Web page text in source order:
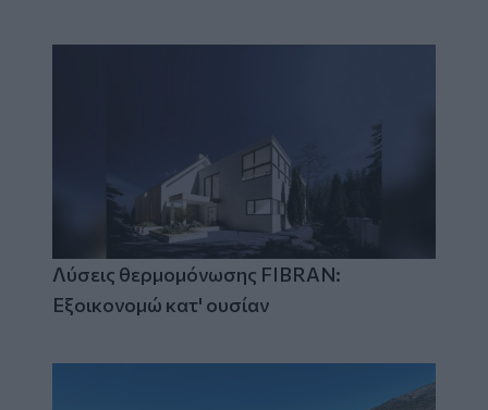
Λύσεις θερμομόνωσης FIBRAN:
Εξοικονομώ κατ' ουσίαν